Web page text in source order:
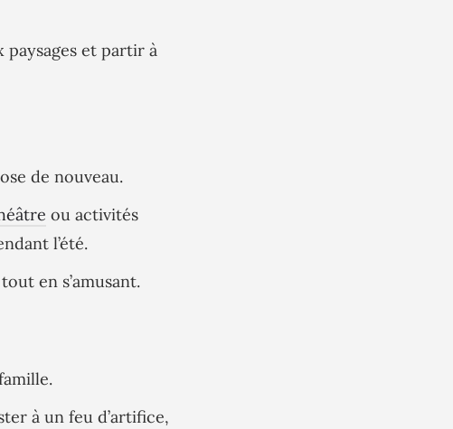
et partir à
de nouveau.
ou activités
l’été.
en s’amusant.
à un feu d’artifice,